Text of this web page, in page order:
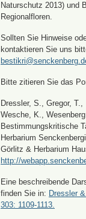
Naturschutz 2013) und
Regionalfloren.
Sollten Sie Hinweise
kontaktieren Sie uns
Bitte zitieren Sie das
Dressler, S., Gregor,
Wesche, K.,
Bestimmungskritische
Herbarium
Görlitz & Herbarium
http://
Eine beschreibende
finden Sie in: Dressler
303: 1109-1113.